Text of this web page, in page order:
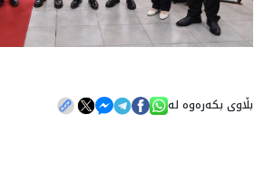
بڵاوی بکەرەوە لە